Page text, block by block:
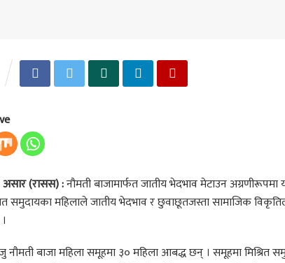
असार (रासस) :नौमती बाजामार्फत जातीय भेदभाव मेटाउन
समुदायका महिलाले जातीय भेदभाव र छुवाछूतजस्ता सामाजिक
नौमती बाजा महिला समूहमा ३० महिला आबद्ध छन् । समूहमा